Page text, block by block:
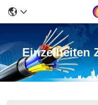
Einzelheiten